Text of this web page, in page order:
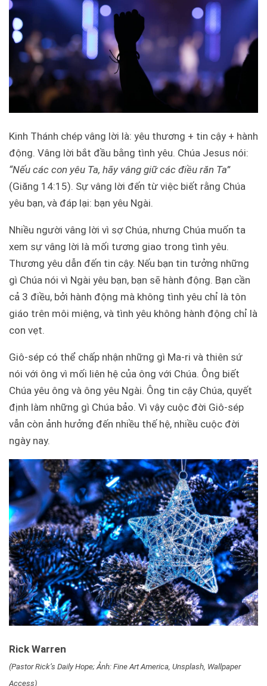
Kinh Thánh chép vâng lời là: yêu thương + tin cậy + hành
động. Vâng lời bắt đầu bằng tình yêu. Chúa Jesus nói:
“Nếu các con yêu Ta, hãy vâng giữ các điều răn Ta”
(Giăng 14:15). Sự vâng lời đến từ việc biết rằng Chúa
yêu bạn, và đáp lại: bạn yêu Ngài.
Nhiều người vâng lời vì sợ Chúa, nhưng Chúa muốn ta
xem sự vâng lời là mối tương giao trong tình yêu.
Thương yêu dẫn đến tin cậy. Nếu bạn tin tưởng những
gì Chúa nói vì Ngài yêu bạn, bạn sẽ hành động. Bạn cần
cả 3 điều, bởi hành động mà không tình yêu chỉ là tôn
giáo trên môi miệng, và tình yêu không hành động chỉ là
con vẹt.
Giô-sép có thể chấp nhận những gì Ma-ri và thiên sứ
nói với ông vì mối liên hệ của ông với Chúa. Ông biết
Chúa yêu ông và ông yêu Ngài. Ông tin cậy Chúa, quyết
định làm những gì Chúa bảo. Vì vậy cuộc đời Giô-sép
vẫn còn ảnh hưởng đến nhiều thế hệ, nhiều cuộc đời
ngày nay.
Rick Warren
(Pastor Rick’s Daily Hope; Ảnh: Fine Art America, Unsplash, Wallpaper
Access)